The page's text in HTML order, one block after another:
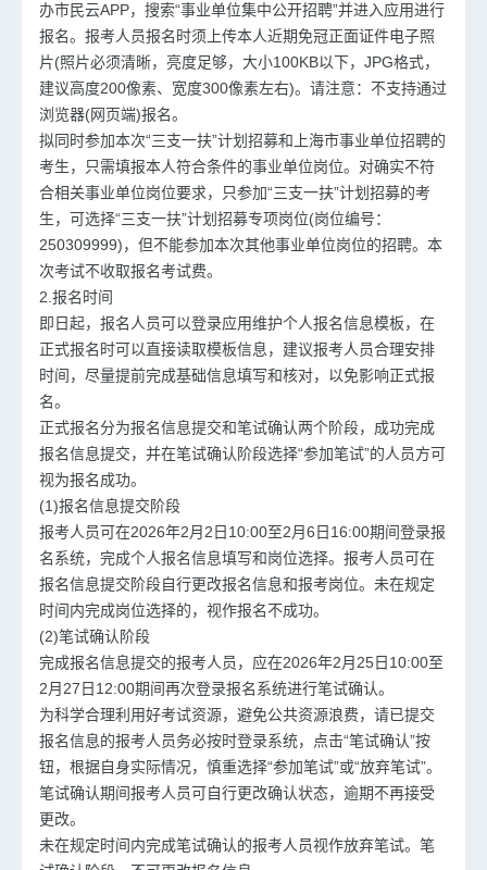
办市民云APP，搜索“事业单位集中公开招聘”并进入应用进行
报名。报考人员报名时须上传本人近期免冠正面证件电子照
片(照片必须清晰，亮度足够，大小100KB以下，JPG格式，
建议高度200像素、宽度300像素左右)。请注意：不支持通过
浏览器(网页端)报名。
拟同时参加本次“三支一扶”计划招募和上海市事业单位招聘的
考生，只需填报本人符合条件的事业单位岗位。对确实不符
合相关事业单位岗位要求，只参加“三支一扶”计划招募的考
生，可选择“三支一扶”计划招募专项岗位(岗位编号：
250309999)，但不能参加本次其他事业单位岗位的招聘。本
次考试不收取报名考试费。
2.报名时间
即日起，报名人员可以登录应用维护个人报名信息模板，在
正式报名时可以直接读取模板信息，建议报考人员合理安排
时间，尽量提前完成基础信息填写和核对，以免影响正式报
名。
正式报名分为报名信息提交和笔试确认两个阶段，成功完成
报名信息提交，并在笔试确认阶段选择“参加笔试”的人员方可
视为报名成功。
(1)报名信息提交阶段
报考人员可在2026年2月2日10:00至2月6日16:00期间登录报
名系统，完成个人报名信息填写和岗位选择。报考人员可在
报名信息提交阶段自行更改报名信息和报考岗位。未在规定
时间内完成岗位选择的，视作报名不成功。
(2)笔试确认阶段
完成报名信息提交的报考人员，应在2026年2月25日10:00至
2月27日12:00期间再次登录报名系统进行笔试确认。
为科学合理利用好考试资源，避免公共资源浪费，请已提交
报名信息的报考人员务必按时登录系统，点击“笔试确认”按
钮，根据自身实际情况，慎重选择“参加笔试”或“放弃笔试”。
笔试确认期间报考人员可自行更改确认状态，逾期不再接受
更改。
未在规定时间内完成笔试确认的报考人员视作放弃笔试。笔